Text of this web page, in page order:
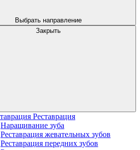
Выбрать направление
Закрыть
Реставрация
Наращивание зуба
Реставрация жевательных зубов
Реставрация передних зубов